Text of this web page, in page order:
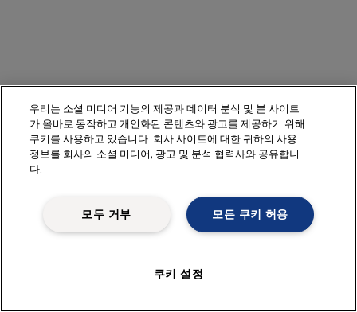
우리는 소셜 미디어 기능의 제공과 데이터 분석 및 본 사이트
가 올바로 동작하고 개인화된 콘텐츠와 광고를 제공하기 위해
쿠키를 사용하고 있습니다. 회사 사이트에 대한 귀하의 사용
정보를 회사의 소셜 미디어, 광고 및 분석 협력사와 공유합니
다.
모든 쿠키 허용
모두 거부
쿠키 설정